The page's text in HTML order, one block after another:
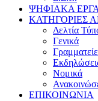
ΨΗΦΙΑΚΑ
ΚΑΤΗΓΟΡΙΕΣ
Δελτία
Γενικά
Νομικά
ΕΠΙΚΟΙΝΩΝΙΑ